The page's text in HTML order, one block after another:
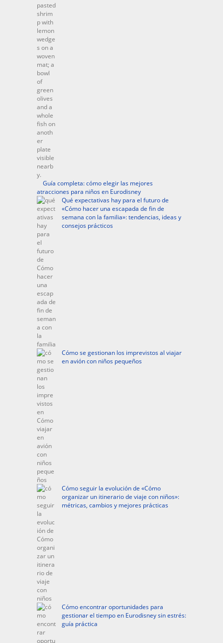
Guía completa: cómo elegir las mejores
atracciones para niños en Eurodisney
Qué expectativas hay para el futuro de
«Cómo hacer una escapada de fin de
semana con la familia»: tendencias, ideas y
consejos prácticos
Cómo se gestionan los imprevistos al viajar
en avión con niños pequeños
Cómo seguir la evolución de «Cómo
organizar un itinerario de viaje con niños»:
métricas, cambios y mejores prácticas
Cómo encontrar oportunidades para
gestionar el tiempo en Eurodisney sin estrés:
guía práctica